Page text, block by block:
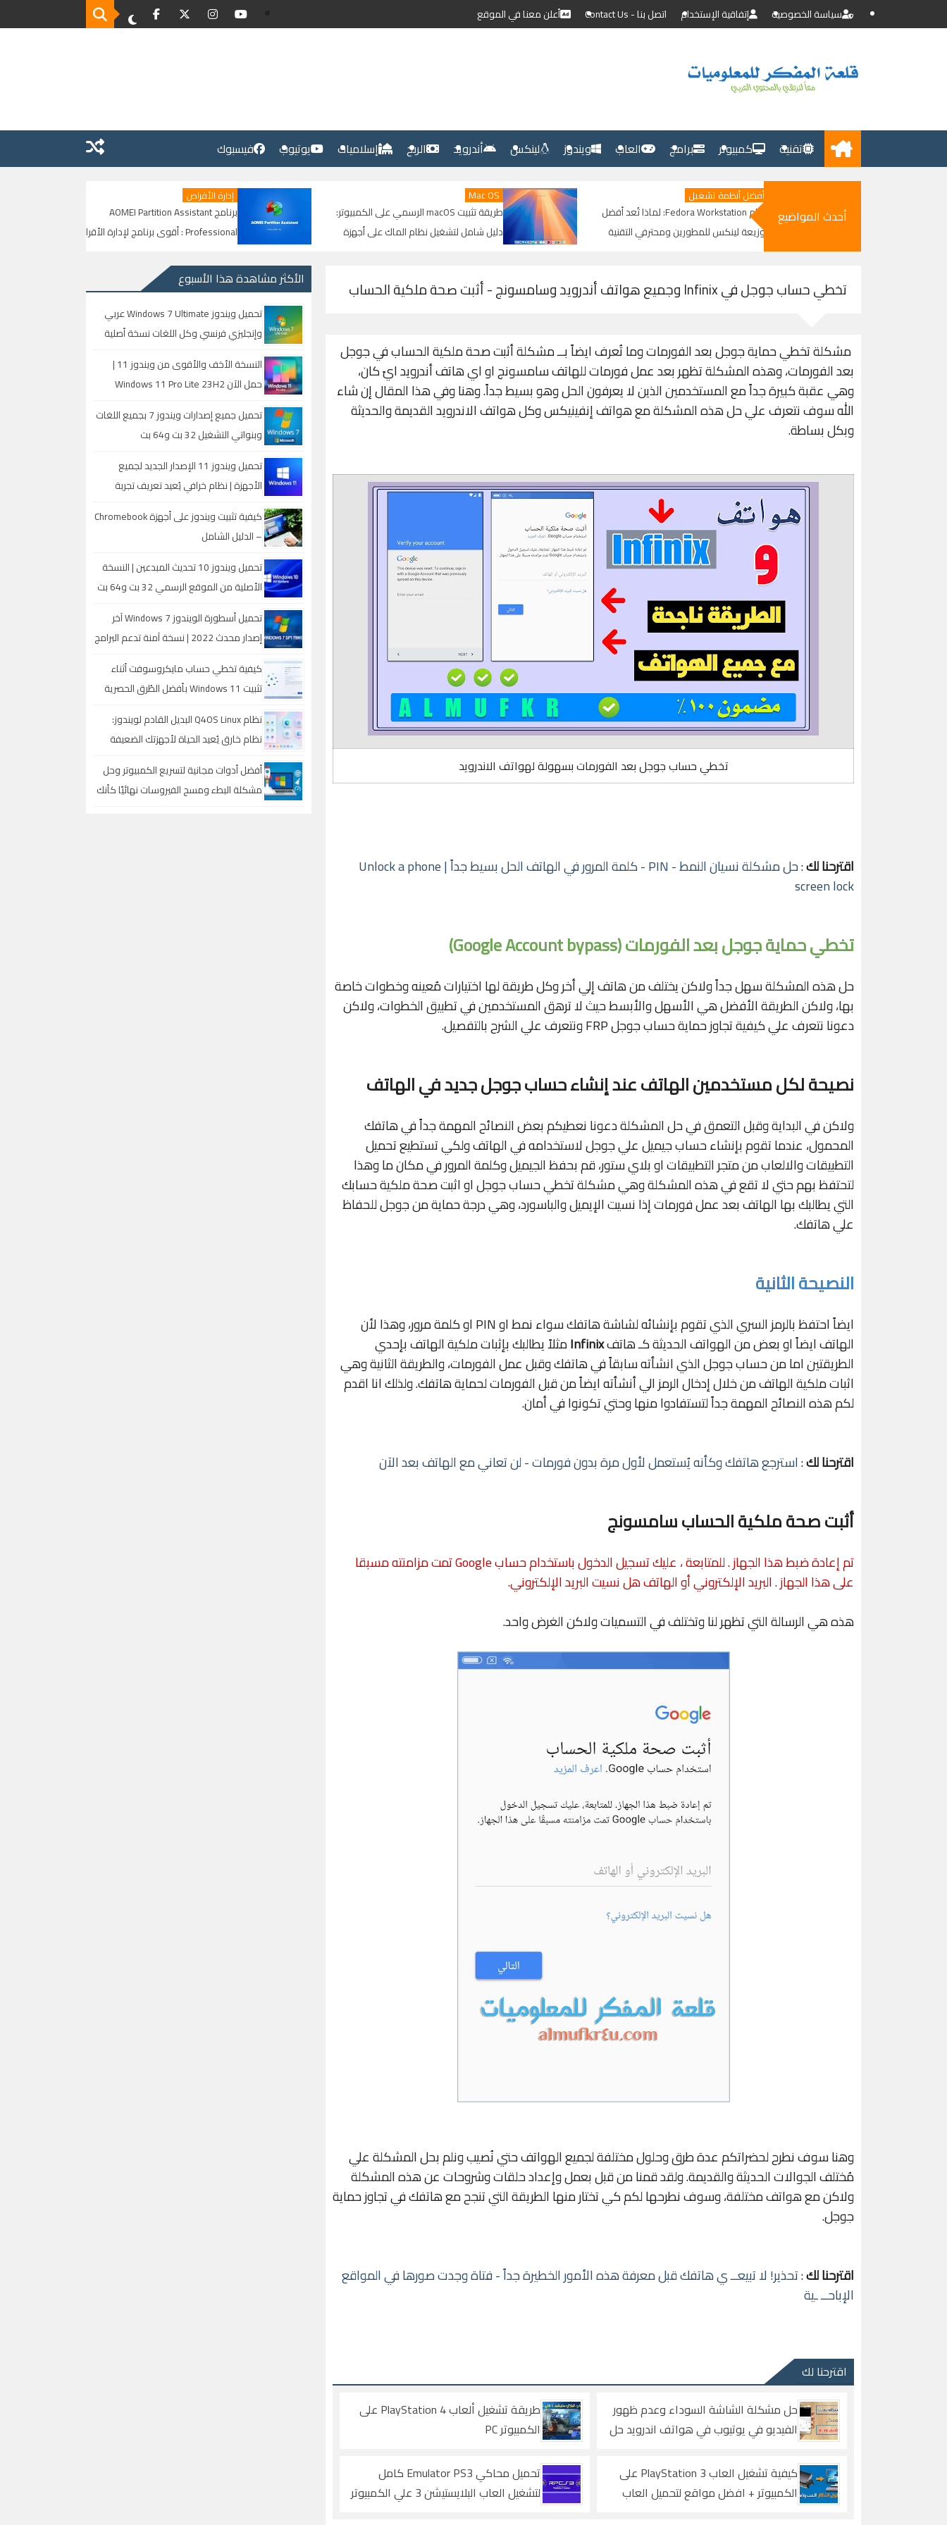
سياسة الخصوصية إتفاقية الإستخدام اتصل بنا - Contact Us أعلن معنا في الموقع
تقنية كمبيوتر برامج العاب ويندوز لينكس أندرويد الربح إسلاميات يوتيوب فيسبوك
أحدث المواضيع
نظام Fedora Workstation: لماذا تُعد أفضل
توزيعة لينكس للمطورين ومحترفي التقنية
وبديل ويندوز ؟
Mac OS
طريقة تثبيت macOS الرسمي على الكمبيوتر:
دليل شامل لتشغيل نظام الماك على أجهزة
إدارة الأقراص
برنامج AOMEI Partition Assistant
Professional : أقوى برنامج لإدارة الأقراص
تخطي حساب جوجل في Infinix وجميع هواتف أندرويد وسامسونج - أثبت صحة ملكية الحساب
مشكلة تخطي حماية جوجل بعد الفورمات وما تُعرف ايضاً بــ مشكلة أثبت صحة ملكية الحساب في جوجل
بعد الفورمات، وهذه المشكلة تظهر بعد عمل فورمات للهاتف سامسونج او اي هاتف أندرويد ايً كان،
وهي عقبة كبيرة جداً مع المستخدمين الذين لا يعرفون الحل وهو بسيط جداً. وهنا وفي هذا المقال إن شاء
الله سوف نتعرف علي حل هذه المشكلة مع هواتف إنفينيكس وكل هواتف الاندرويد القديمة والحديثة
وبكل بساطة.
تخطي حساب جوجل بعد الفورمات بسهولة لهواتف الاندرويد
اقترحنا لك:
حل مشكلة نسيان النمط - PIN - كلمة المرور في الهاتف الحل بسيط جداً | Unlock a phone
screen lock
تخطي حماية جوجل بعد الفورمات (Google Account bypass)
حل هذه المشكلة سهل جداً ولاكن يختلف من هاتف إلي أخر وكل طريقة لها اختيارات مُعينه وخطوات خاصة
بها، ولاكن الطريقة الأفضل هي الأسهل والأبسط حيث لا ترهق المستخدمين في تطبيق الخطوات، ولاكن
دعونا نتعرف علي كيفية تجاوز حماية حساب جوجل FRP ونتعرف علي الشرح بالتفصيل.
نصيحة لكل مستخدمين الهاتف عند إنشاء حساب جوجل جديد في الهاتف
ولاكن في البداية وقبل التعمق في حل المشكلة دعونا نعطيكم بعض النصائح المهمة جداً في هاتفك
المحمول، عندما تقوم بإنشاء حساب جيميل علي جوجل لاستخدامه في الهاتف ولكي تستطيع تحميل
التطبيقات والالعاب من متجر التطبيقات او بلاي ستور، قم بحفظ الجيميل وكلمة المرور في مكان ما وهذا
لتحتفظ بهم حتي لا تقع في هذه المشكلة وهي مشكلة تخطي حساب جوجل او اثبت صحة ملكية حسابك
التي يطالبك بها الهاتف بعد عمل فورمات إذا نسيت الإيميل والباسورد، وهي درجة حماية من جوجل للحفاظ
علي هاتفك.
النصيحة الثانية
ايضاً احتفظ بالرمز السري الذي تقوم بإنشائه لشاشة هاتفك سواء نمط او PIN او كلمة مرور، وهذا لأن
الهاتف ايضاً او بعض من الهواتف الحديثة كـ هاتفInfinixمثلاً يطالبك بإثبات ملكية الهاتف بإحدي
الطريقتين اما من حساب جوجل الذي انشأته سابقاً في هاتفك وقبل عمل الفورمات، والطريقة الثانية وهي
اثبات ملكية الهاتف من خلال إدخال الرمز الي أنشأته ايضاً من قبل الفورمات لحماية هاتفك. ولذلك انا اقدم
لكم هذه النصائح المهمة جداً لتستفادوا منها وحتي تكونوا في أمان.
اقترحنا لك:استرجع هاتفك وكأنه يُستعمل لأول مرة بدون فورمات - لن تعاني مع الهاتف بعد الآن
أثبت صحة ملكية الحساب سامسونج
تم إعادة ضبط هذا الجهاز . للمتابعة ، عليك تسجيل الدخول باستخدام حساب Google تمت مزامنته مسبقا
على هذا الجهاز . البريد الإلكتروني أو الهاتف هل نسيت البريد الإلكتروني.
هذه هي الرسالة التي تظهر لنا وتختلف في التسميات ولاكن الغرض واحد.
وهنا سوف نطرح لحضراتكم عدة طرق وحلول مختلفة لجميع الهواتف حتي نُصيب ونلم بحل المشكلة علي
مُختلف الجوالات الحديثة والقديمة. ولقد قمنا من قبل بعمل وإعداد حلقات وشروحات عن هذه المشكلة
ولاكن مع هواتف مختلفة، وسوف نطرحها لكم كي تختار منها الطريقة التي تنجح مع هاتفك في تجاوز حماية
جوجل.
اقترحنا لك:تحذير! لا تبيعــ ي هاتفك قبل معرفة هذه الأمور الخطيرة جداً - فتاة وجدت صورها في المواقع
الإباحــ ـية
اقترحنا لك
حل مشكلة الشاشة السوداء وعدم ظهور
الفيديو في يوتيوب في هواتف اندرويد حل
طريقة تشغيل ألعاب PlayStation 4 على
الكمبيوتر PC
كيفية تشغيل العاب PlayStation 3 على
الكمبيوتر + افضل مواقع لتحميل العاب
تحميل محاكي Emulator PS3 كامل
لتشغيل العاب البلايستيشن 3 علي الكمبيوتر
الأكثر مشاهدة هذا الأسبوع
تحميل ويندوز Windows 7 Ultimate عربي
وإنجليزي فرنسي وكل اللغات نسخة أصلية
النسخة الأخف والأقوى من ويندوز 11 |
حمل الآن Windows 11 Pro Lite 23H2
تحميل جميع إصدارات ويندوز 7 بجميع اللغات
وبنواتي التشغيل 32 بت و64 بت
تحميل ويندوز 11 الإصدار الجديد لجميع
الأجهزة | نظام خرافي يُعيد تعريف تجربة
كيفية تثبيت ويندوز على أجهزة Chromebook
– الدليل الشامل
تحميل ويندوز 10 تحديث المبدعين | النسخة
الأصلية من الموقع الرسمي 32 بت و64 بت
تحميل أسطورة الويندوز Windows 7 آخر
إصدار محدث 2022 | نسخة آمنة تدعم البرامج
كيفية تخطي حساب مايكروسوفت أثناء
تثبيت Windows 11 بأفضل الطُرق الحصرية
نظام Q4OS Linux البديل القادم لويندوز:
نظام خارق يُعيد الحياة لأجهزتك الضعيفة
أفضل أدوات مجانية لتسريع الكمبيوتر وحل
مشكلة البطء ومسح الفيروسات نهائيًا كأنك